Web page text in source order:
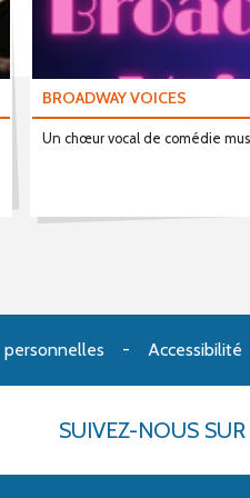
BROADWAY VOICES
Un chœur vocal de comédie
Accessibilité
SUIVEZ-NOUS